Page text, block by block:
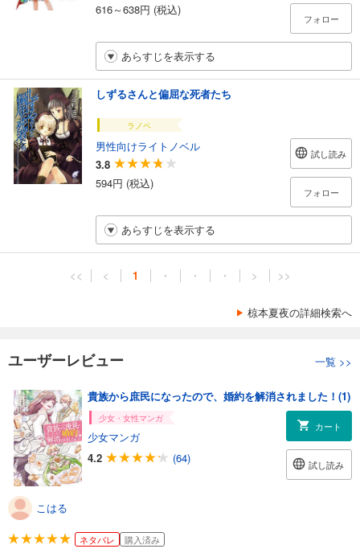
616～638円 (税込)
フォロー
あらすじを表示する
しずるさんと偏屈な死者たち
ラノベ
男性向けライトノベル
3.8
594円 (税込)
試し読み
フォロー
あらすじを表示する
<< < 1 ・ ・ ・ > >>
椋本夏夜の詳細検索へ
ユーザーレビュー 一覧 >>
貴族から庶民になったので、婚約を解消されました！(1)
少女・女性マンガ
少女マンガ
4.2
(64)
カート
試し読み
こはる
ネタバレ 購入済み